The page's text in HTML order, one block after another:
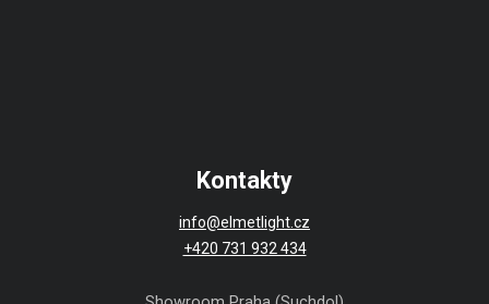
Kontakty
info@elmetlight.cz
+420 731 932 434